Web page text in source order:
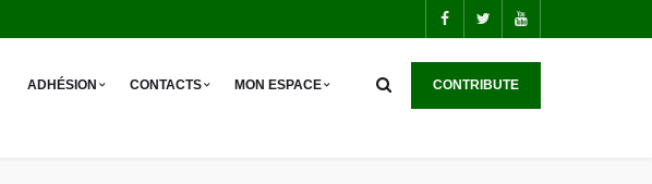
CONTRIBUTE
ADHÉSION CONTACTS MON ESPACE